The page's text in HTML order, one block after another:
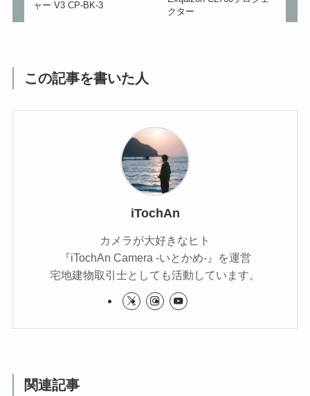
ャー V3 CP-BK-3
クター
この記事を書いた人
iTochAn
カメラが大好きなヒト
『iTochAn Camera -いとかめ-』を運営
宅地建物取引士としても活動しています。
関連記事